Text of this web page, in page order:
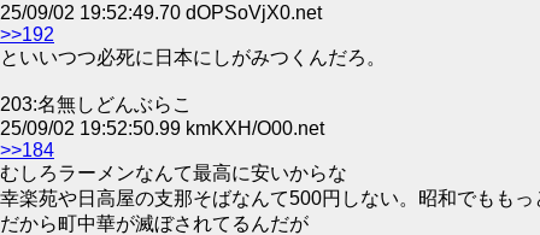
25/09/02 19:52:49.70 dOPSoVjX0.net
>>192
といいつつ必死に日本にしがみつくんだろ。
203:名無しどんぶらこ
25/09/02 19:52:50.99 kmKXH/O00.net
>>184
むしろラーメンなんて最高に安いからな
幸楽苑や日高屋の支那そばなんて500円しない。昭和でもも
だから町中華が滅ぼされてるんだが